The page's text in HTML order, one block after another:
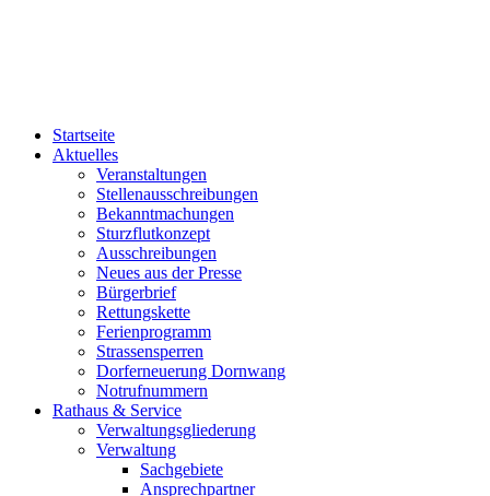
Startseite
Aktuelles
Veranstaltungen
Stellenausschreibungen
Bekanntmachungen
Sturzflutkonzept
Ausschreibungen
Neues aus der Presse
Bürgerbrief
Rettungskette
Ferienprogramm
Strassensperren
Dorferneuerung Dornwang
Notrufnummern
Rathaus & Service
Verwaltungsgliederung
Verwaltung
Sachgebiete
Ansprechpartner